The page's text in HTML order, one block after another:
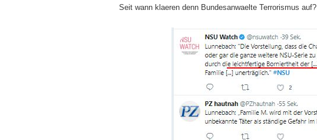
Seit wann klaeren denn Bundesanwaelte Terrorismus auf?